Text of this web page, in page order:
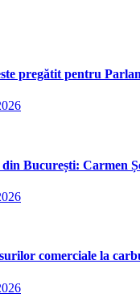
pregătit pentru
București: Carmen
comerciale la